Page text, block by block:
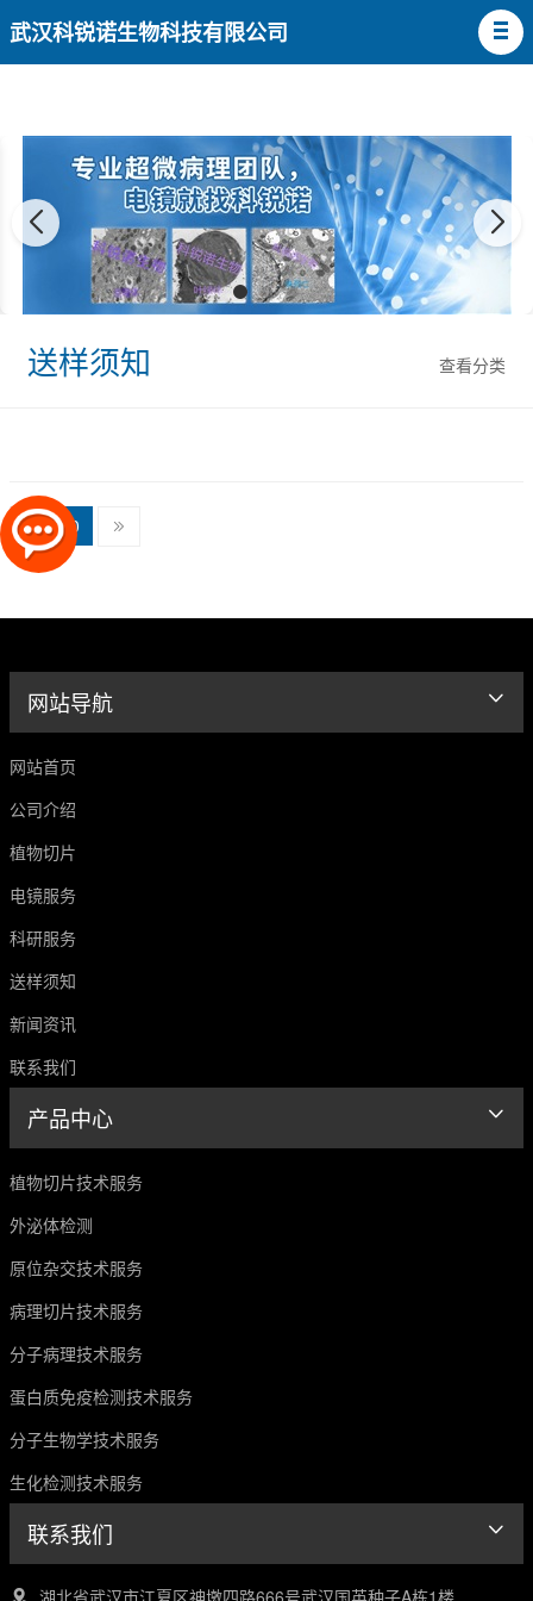
武汉科锐诺生物科技有限公司
查看分类
送样须知
0
网站导航
网站首页
公司介绍
植物切片
电镜服务
科研服务
送样须知
新闻资讯
联系我们
产品中心
植物切片技术服务
外泌体检测
原位杂交技术服务
病理切片技术服务
分子病理技术服务
蛋白质免疫检测技术服务
分子生物学技术服务
生化检测技术服务
联系我们
湖北省武汉市江夏区神墩四路666号武汉国英种子A栋1楼